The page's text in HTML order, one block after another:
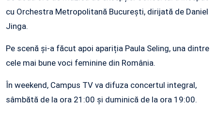
cu Orchestra Metropolitană București, dirijată de Daniel
Jinga.
Pe scenă și-a făcut apoi apariția Paula Seling, una dintre
cele mai bune voci feminine din România.
În weekend, Campus TV va difuza concertul integral,
sâmbătă de la ora 21:00 și duminică de la ora 19:00.